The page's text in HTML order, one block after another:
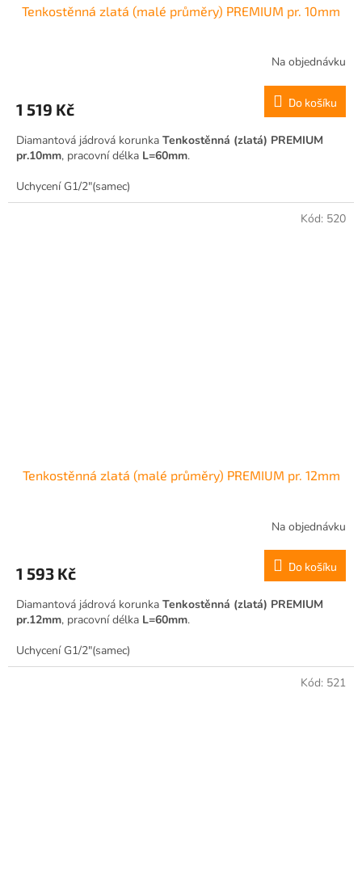
Tenkostěnná zlatá (malé průměry) PREMIUM pr. 10mm
Na objednávku
1 519 Kč Do košíku
Diamantová jádrová korunka Tenkostěnná (zlatá) PREMIUM
pr.10mm, pracovní délka L=60mm.
Uchycení G1/2"(samec)
Tenkostěnná zlatá (malé průměry) PREMIUM pr. 12mm
Na objednávku
1 593 Kč Do košíku
Diamantová jádrová korunka Tenkostěnná (zlatá) PREMIUM
pr.12mm, pracovní délka L=60mm.
Uchycení G1/2"(samec)
Kód: 520
Kód: 521